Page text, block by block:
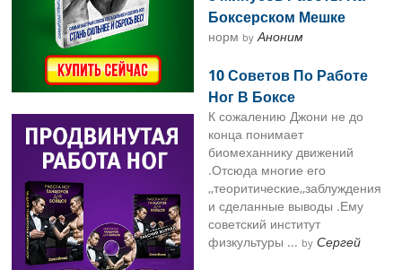
Боксерском Мешке
норм by Аноним
10 Советов По Работе
Ног В Боксе
К сожалению Джони не до
конца понимает
биомеханнику движений
.Отсюда многие его
,,теоритические,,заблуждения
и сделанные выводы .Ему
советский институт
физкультуры ... by Сергей